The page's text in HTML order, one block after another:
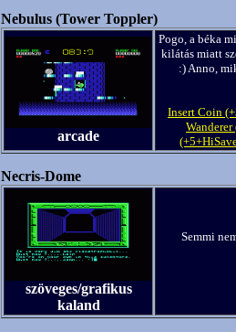
Nebulus (Tower Toppler)
arcade
Pogo, a béka
kilátás miatt
:) Anno,
Insert Coin
Wanderer
Necris-Dome
szöveges/grafikus
kaland
Semmi